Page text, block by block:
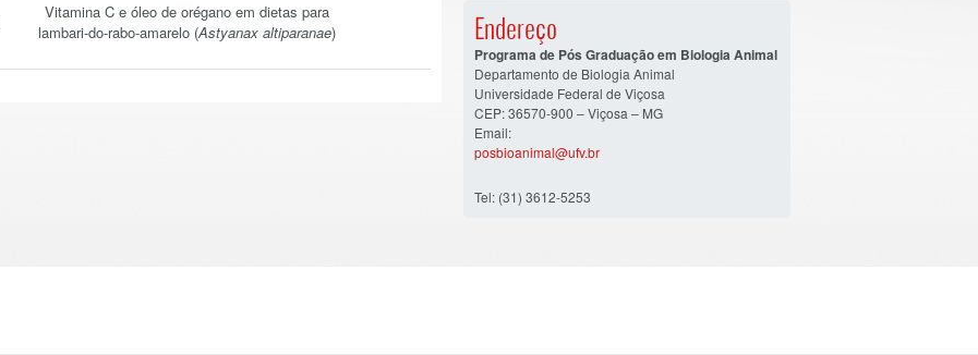
Vitamina C e óleo de orégano em dietas para
lambari-do-rabo-amarelo (Astyanax altiparanae) Endereço
Programa de Pós Graduação em Biologia Animal
Departamento de Biologia Animal
Universidade Federal de Viçosa
CEP: 36570-900 – Viçosa – MG
Email:
posbioanimal@ufv.br
Tel: (31) 3612-5253